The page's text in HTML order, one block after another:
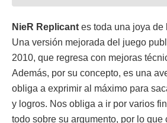
NieR Replicant es toda una joya de
Una versión mejorada del juego
2010, que regresa con mejoras
Además, por su concepto, es una
obliga a exprimir al máximo para
y logros. Nos obliga a ir por varios
todo sobre su argumento, por lo que